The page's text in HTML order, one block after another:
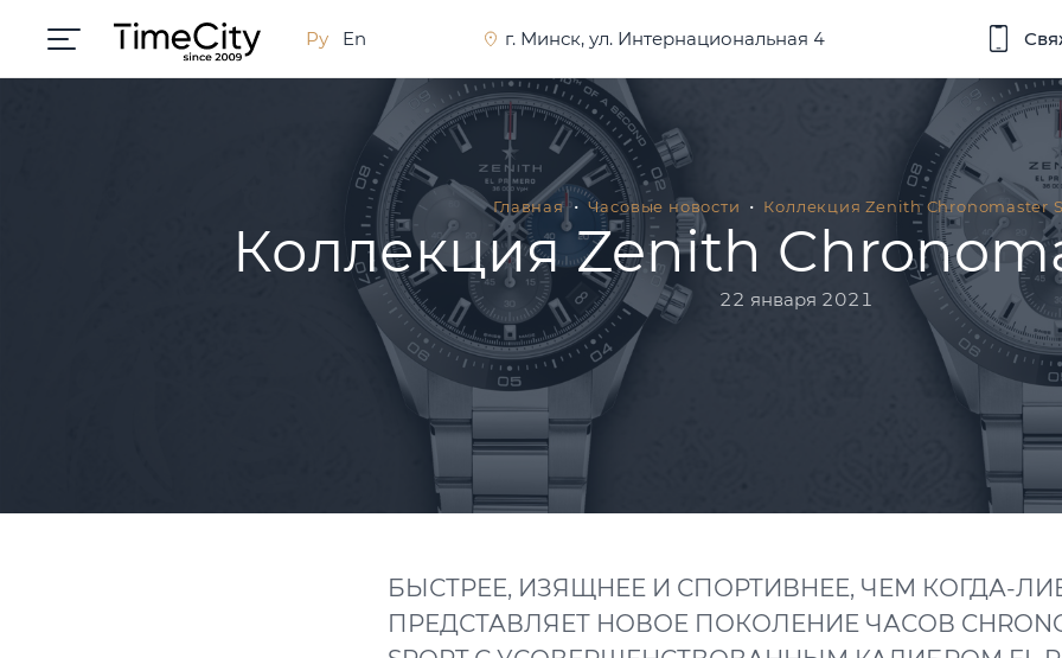
Ру En г. Минск, ул. Интернациональная 4
Главная Часовые новости Коллекция Zenith Chronomaster
Коллекция Zenith
22 января 2021
БЫСТРЕЕ, ИЗЯЩНЕЕ И СПОРТИВНЕЕ, ЧЕМ КОГДА-
ПРЕДСТАВЛЯЕТ НОВОЕ ПОКОЛЕНИЕ ЧАСОВ